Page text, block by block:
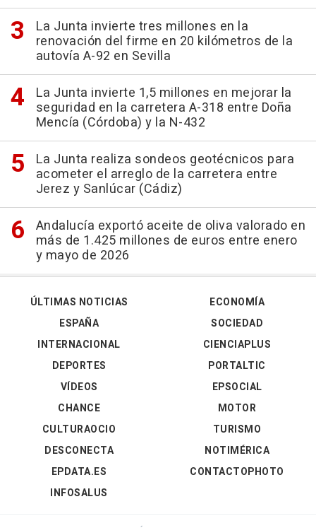
La Junta invierte tres millones en la
renovación del firme en 20 kilómetros de la
autovía A-92 en Sevilla
La Junta invierte 1,5 millones en mejorar la
seguridad en la carretera A-318 entre Doña
Mencía (Córdoba) y la N-432
La Junta realiza sondeos geotécnicos para
acometer el arreglo de la carretera entre
Jerez y Sanlúcar (Cádiz)
Andalucía exportó aceite de oliva valorado en
más de 1.425 millones de euros entre enero
y mayo de 2026
ÚLTIMAS NOTICIAS
ESPAÑA
INTERNACIONAL
DEPORTES
VÍDEOS
ECONOMÍA
SOCIEDAD
CIENCIAPLUS
PORTALTIC
EPSOCIAL
CHANCE
CULTURAOCIO
DESCONECTA
EPDATA.ES
INFOSALUS
MOTOR
TURISMO
NOTIMÉRICA
CONTACTOPHOTO